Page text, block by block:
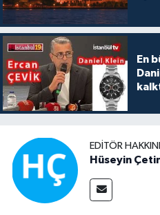
En
EDITÖR
Hüseyin